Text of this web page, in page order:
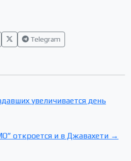
Telegram
увеличивается день
откроется и в Джавахети →